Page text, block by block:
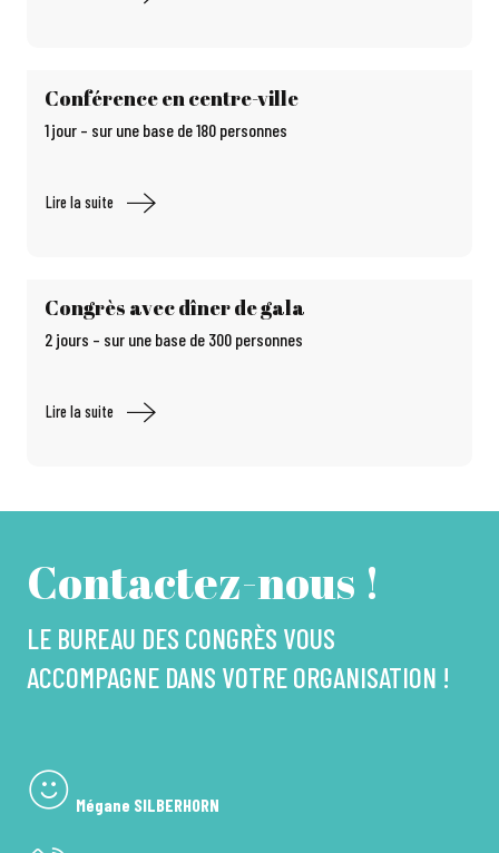
Conférence en centre-ville
1 jour – sur une base de 180 personnes
Lire la suite
Congrès avec dîner de gala
2 jours – sur une base de 300 personnes
Lire la suite
Contactez-nous !
LE BUREAU DES CONGRÈS VOUS
ACCOMPAGNE DANS VOTRE ORGANISATION !
Mégane SILBERHORN